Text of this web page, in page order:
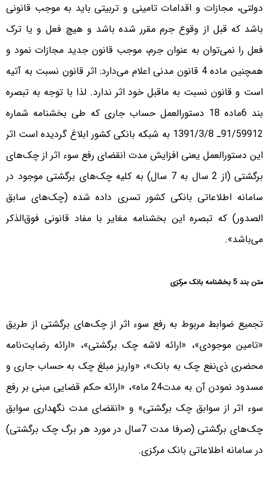
دولتی، مجازات و اقدامات تامینی و تربیتی باید به موجب قانونی
باشد که قبل از وقوع جرم مقرر شده باشد و هیچ فعل و یا ترک
فعل را نمی‌توان به عنوان جرم، موجب قانون جدید مجازات نمود و
همچنین ماده 4 قانون مدنی اعلام می‌دارد: اثر قانون نسبت به آتیه
است و قانون نسبت به ماقبل خود اثر ندارد. لذا با توجه به تبصره
بند 6ماده 18 دستورالعمل حساب جاری که طی بخشنامه شماره
91/59912ـ 1391/3/8 به شبکه بانکی کشور ابلاغ گردیده است اثر
این دستورالعمل یعنی افزایش مدت انقضای رفع سوء اثر از چک‌های
برگشتی (از 2 سال به 7 سال) به کلیه چک‌های برگشتی موجود در
سامانه اطلاعاتی بانکی کشور تسری داده شده (چک‌های سابق
الصدور) که تبصره این بخشنامه مغایر با مفاد قانونی فوق‌الذکر
می‌باشد».
متن بند 5 بخشنامه بانک مرکزی
تجمیع ضوابط مربوط به رفع سوء اثر از چک‌های برگشتی از طریق
«تامین موجودی»، «ارائه لاشه چک برگشتی»، «ارائه رضایت‌نامه
محضری ذی‌نفع چک به بانک»، «واریز مبلغ چک به حساب جاری و
مسدود نمودن آن به مدت24 ماه»، «ارائه حکم قضایی مبنی بر رفع
سوء اثر از سوابق چک برگشتی» و «انقضای مدت نگهداری سوابق
چک‌های برگشتی (صرفا مدت 7سال در مورد هر برگ چک برگشتی)
در سامانه اطلاعاتی بانک مرکزی.